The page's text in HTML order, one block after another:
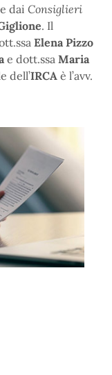
e dai Consiglieri
. Il
Elena Pizzo
e dott.ssa Maria
dell’IRCA è l’avv.